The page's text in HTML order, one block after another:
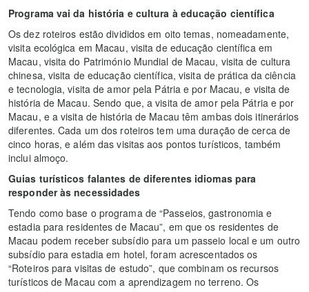
Programa vai da história e cultura à educação científica
Os dez roteiros estão divididos em oito temas, nomeadamente,
visita ecológica em Macau, visita de educação científica em
Macau, visita do Património Mundial de Macau, visita de cultura
chinesa, visita de educação científica, visita de prática da ciência
e tecnologia, visita de amor pela Pátria e por Macau, e visita de
história de Macau. Sendo que, a visita de amor pela Pátria e por
Macau, e a visita de história de Macau têm ambas dois itinerários
diferentes. Cada um dos roteiros tem uma duração de cerca de
cinco horas, e além das visitas aos pontos turísticos, também
inclui almoço.
Guias turísticos falantes de diferentes idiomas para
responder às necessidades
Tendo como base o programa de “Passeios, gastronomia e
estadia para residentes de Macau”, em que os residentes de
Macau podem receber subsídio para um passeio local e um outro
subsídio para estadia em hotel, foram acrescentados os
“Roteiros para visitas de estudo”, que combinam os recursos
turísticos de Macau com a aprendizagem no terreno. Os